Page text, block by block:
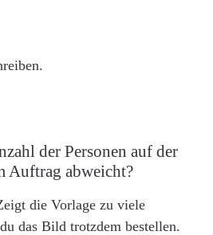
der Personen auf der
Auftrag abweicht?
die Vorlage zu viele
das Bild trotzdem bestellen.